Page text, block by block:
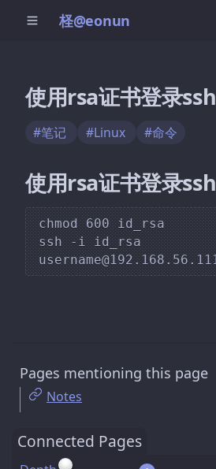
柽@eonun
使用rsa证书登录ssh
#笔记 #Linux #命令
使用rsa证书登录ssh
chmod 600 id_rsa
ssh -i id_rsa
Connected Pages
Pages mentioning this page
Notes